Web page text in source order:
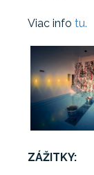
Viac info tu.
ZÁŽITKY: